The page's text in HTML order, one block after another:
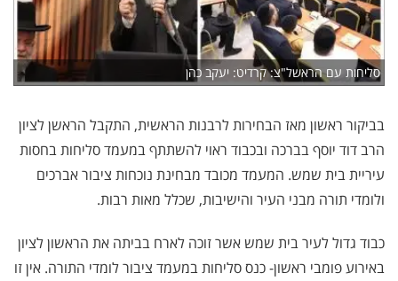
סליחות עם הראשל"צ: קרדיט: יעקב כהן
בביקור ראשון מאז הבחירות לרבנות הראשית, התקבל הראשן לציון
הרב דוד יוסף בברכה ובכבוד ראוי להשתתף במעמד סליחות בחסות
עיריית בית שמש. המעמד מכובד מבחינת נוכחות ציבור אברכים
ולומדי תורה מבני העיר והישיבות, שכלל מאות רבות.
כבוד גדול לעיר בית שמש אשר זוכה לארח בביתה את הראשון לציון
באירוע פומבי ראשון- כנס סליחות במעמד ציבור לומדי התורה. אין זו